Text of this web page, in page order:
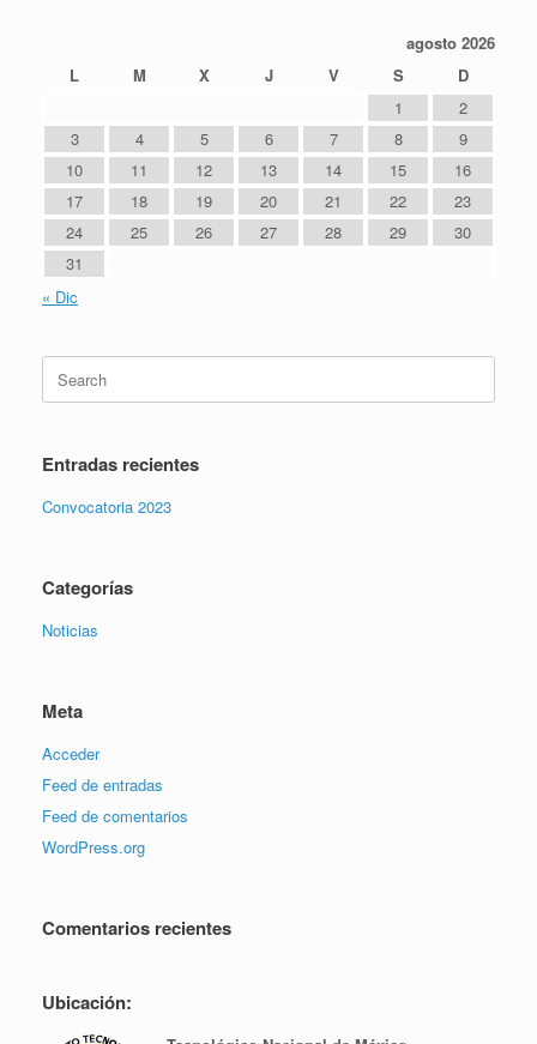
agosto 2026
L
M X J V S
D
1
2
3
4 5 6 7 8
9
10
11 12 13 14 15
16
17
18 19 20 21 22
23
24
25 26 27 28 29
30
31
« Dic
Entradas recientes
Convocatoria 2023
Categorías
Noticias
Meta
Acceder
Feed de entradas
Feed de comentarios
WordPress.org
Comentarios recientes
Ubicación: